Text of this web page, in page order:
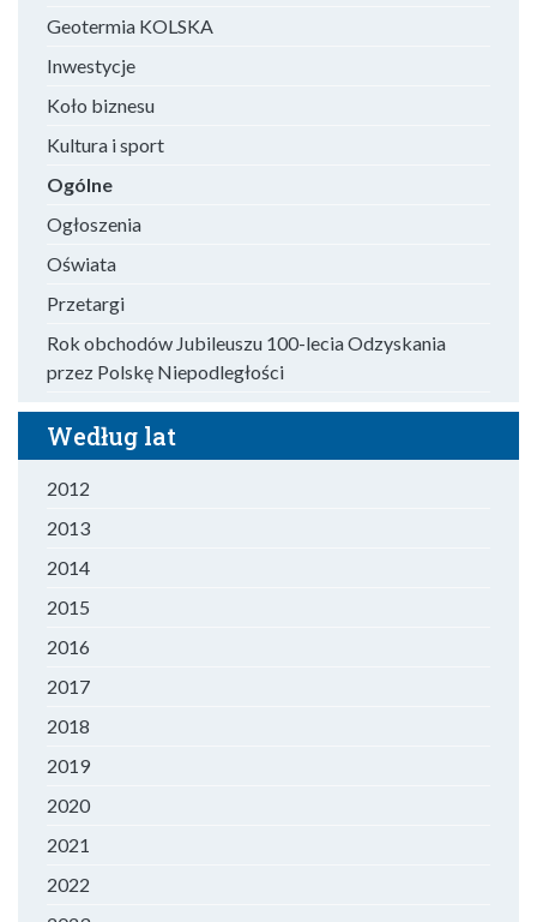
Geotermia KOLSKA
Inwestycje
Koło biznesu
Kultura i sport
Ogólne
Ogłoszenia
Oświata
Przetargi
Rok obchodów Jubileuszu 100-lecia Odzyskania
przez Polskę Niepodległości
Według lat
2012
2013
2014
2015
2016
2017
2018
2019
2020
2021
2022